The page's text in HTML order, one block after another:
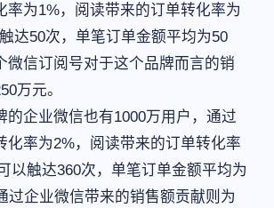
率为1%，阅读带来的订单转化率为
达50次，单笔订单金额平均为50
微信订阅号对于这个品牌而言的销
万元。
的企业微信也有1000万用户，通过
化率为2%，阅读带来的订单转化率
以触达360次，单笔订单金额平均为
过企业微信带来的销售额贡献则为